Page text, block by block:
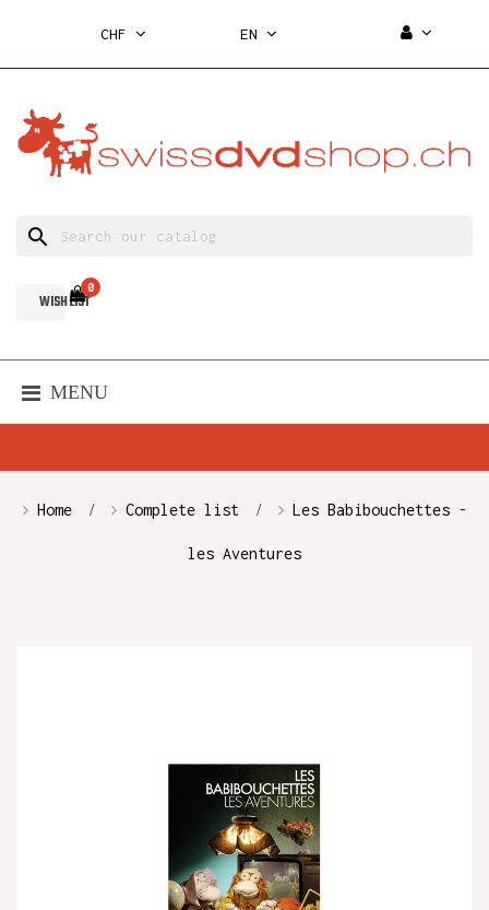
CHF EN
search
WISH LIST
0
MENU
Home Complete list Les Babibouchettes -
les Aventures